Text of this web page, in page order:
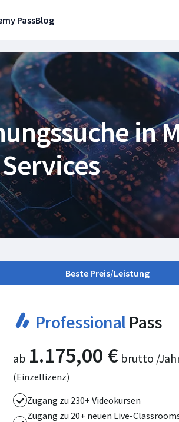
PassBlog
in
Beste Preis/Leistung
ProfessionalPass
ab 1.175,00 € brutto /
(Einzellizenz)
Zugang zu 230+ Videokursen
Zugang zu 20+ neuen Live-